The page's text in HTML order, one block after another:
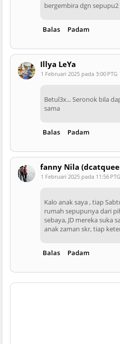
bergembira dgn
Balas Padam
Illya LeYa
1 Februari 2025 pada 3:00 PTG
Betul3x... Seronok bila
sama
Balas Padam
fanny Nila
1 Februari 2025 pada 11:56 PTG
Kalo anak saya , tiap
rumah sepupunya dari
sebaya, JD mereka suka
anak zaman skr, tiap
Balas Padam